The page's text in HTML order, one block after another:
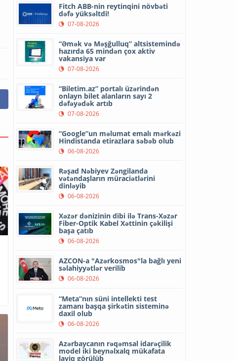
Fitch ABB-nin reytinqini növbəti
dəfə yüksəltdi!
07-08-2026
“Əmək və Məşğulluq” altsistemində
hazırda 65 mindən çox aktiv
vakansiya var
07-08-2026
“Biletim.az” portalı üzərindən
onlayn bilet alanların sayı 2
dəfəyədək artıb
07-08-2026
“Google”un məlumat emalı mərkəzi
Hindistanda etirazlara səbəb olub
06-08-2026
Rəşad Nəbiyev Zəngilanda
vətəndaşların müraciətlərini
dinləyib
06-08-2026
Xəzər dənizinin dibi ilə Trans-Xəzər
Fiber-Optik Kabel Xəttinin çəkilişi
başa çatıb
06-08-2026
AZCON-a "Azərkosmos"la bağlı yeni
səlahiyyətlər verilib
06-08-2026
“Meta”nın süni intellekti test
zamanı başqa şirkətin sisteminə
daxil olub
06-08-2026
Azərbaycanın rəqəmsal idarəçilik
model iki beynəlxalq mükafata
layiq görülüb